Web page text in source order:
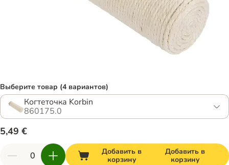
Выберите товар (4 вариантов)
Когтеточка Korbin
860175.0
5,49 €
Добавить в
корзину
Добавить в
корзину